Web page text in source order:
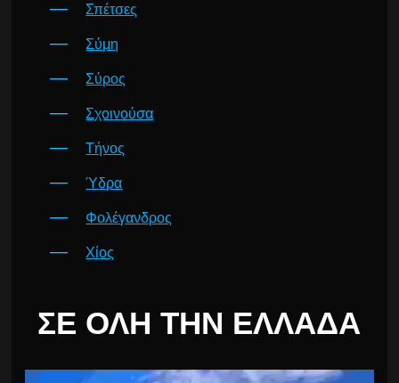
Σπέτσες
Σύμη
Σύρος
Σχοινούσα
Τήνος
Ύδρα
Φολέγανδρος
Χίος
ΣΕ ΌΛΗ ΤΗΝ ΕΛΛΆΔΑ